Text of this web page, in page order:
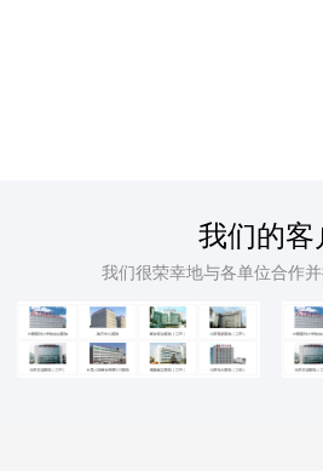
我们的客
我们很荣幸地与各单位合作